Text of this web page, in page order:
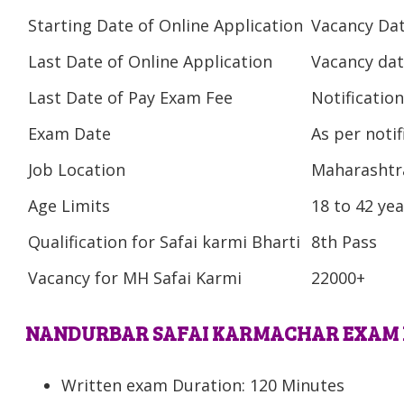
Starting Date of Online Application Vacancy
Last Date of Online Application
Vacancy
Last Date of Pay Exam Fee
Exam Date
As per
Job Location
Age Limits
18 to 42
Qualification for Safai karmi Bharti 8th Pass
Vacancy for MH Safai Karmi
22000+
NANDURBAR SAFAI KARMACHAR EXAM
Written exam Duration: 120 Minutes